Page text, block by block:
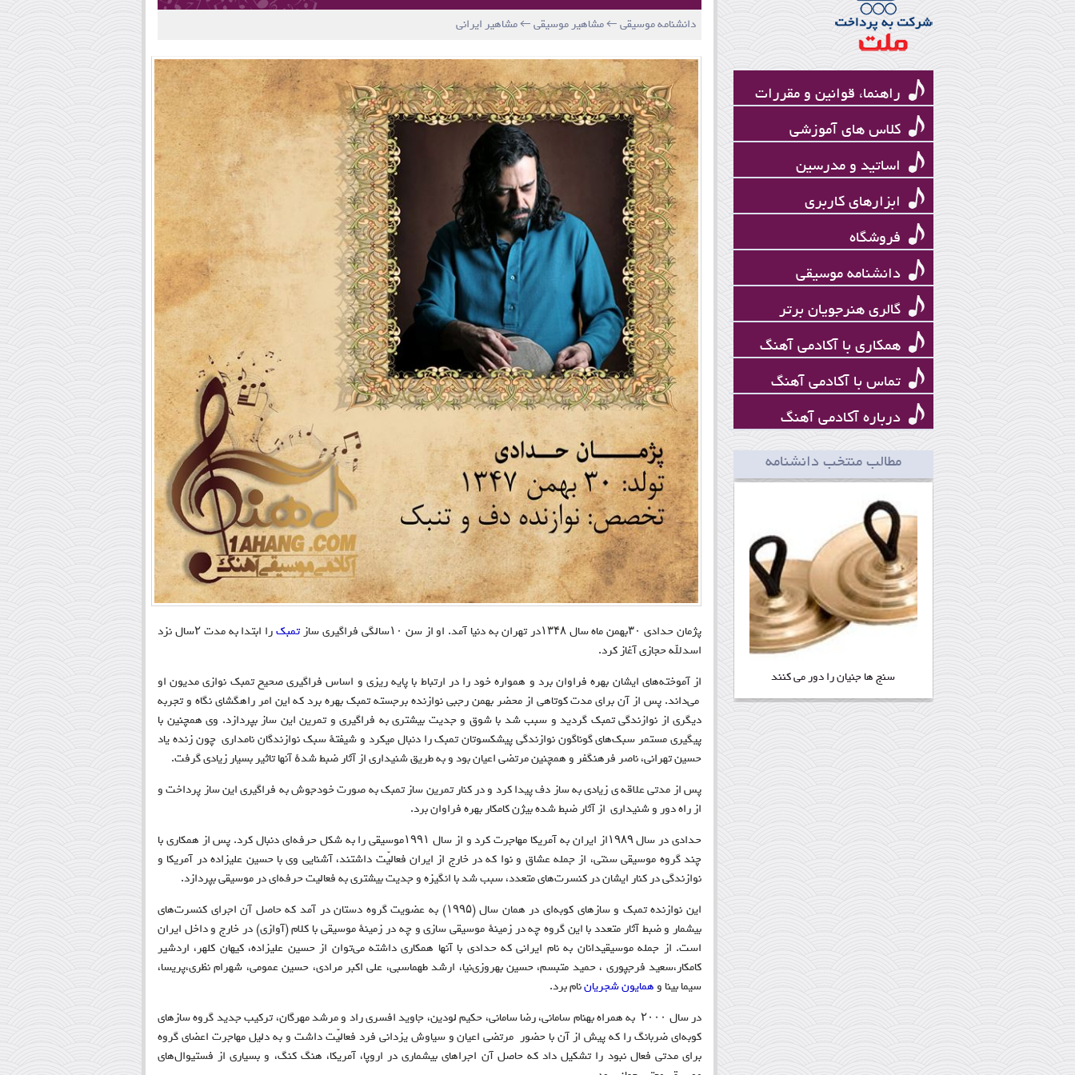
راهنما، قوانین و مقررات
کلاس های آموزشی
اساتید و مدرسین
ابزارهای کاربری
فروشگاه
دانشنامه موسیقی
گالری هنرجویان برتر
همکاری با آکادمی آهنگ
تماس با آکادمی آهنگ
درباره آکادمی آهنگ
مطالب منتخب دانشنامه
Korg Legacy Collection Digital
Edition v1.32
طبل با پوست فیل
سنج ها جنیان را دور می کنند
ناصر مسعودی
دانشنامه موسیقی ← مشاهیر موسیقی ← مشاهیر ایرانی
پژمان حدادی ۳۰بهمن ماه سال ۱۳۴۸در تهران به دنیا آمد. او از سن ۱۰سالگی فراگیری ساز تمبک
را ابتدا به مدت ۲سال نزد
اسدلله حجازی آغاز کرد.
از آموخته‌های ایشان بهره فراوان برد و همواره خود را در ارتباط با پایه ریزی و اساس فراگیری صحیح تمبک نوازی مدیون او
می‌داند. پس از آن‌ برای مدت کوتاهی‌ از محضر بهمن رجبی نوازنده برجسته تمبک بهره برد که این امر راهگشای نگاه و تجربه
دیگری از نوازندگی تمبک گردید و سبب شد با شوق و جدیت بیشتری به فراگیری و تمرین این ساز بپردازد. وی همچنین با
پیگیری مستمر سبک‌های گوناگون نوازندگی پیشکسوتان تمبک را دنبال میکرد و شیفتهٔ سبک نوازندگان نامداری چون زنده یاد
حسین تهرانی‌، ناصر فرهنگفر و همچنین مرتضی‌ اعیان بود و به طریق شنیداری از آثار ضبط شدهٔ آنها تاثیر بسیار زیادی گرفت.
پس از مدتی‌ علاقه ی زیادی به ساز دف پیدا کرد و در کنار تمرین ساز تمبک به صورت خودجوش به فراگیری این ساز پرداخت و
از راه دور و شنیداری از آثار ضبط شده بیژن کامکار بهره فراوان برد.
حدادی در سال ۱۹۸۹از ایران به آمریکا مهاجرت کرد و از سال ۱۹۹۱موسیقی‌ را به شکل حرفه‌ای دنبال کرد. پس از همکاری با
چند گروه موسیقی‌ سنتی‌، از جمله عشاق و نوا که در خارج از ایران فعالیّت داشتند، آشنایی وی با حسین علیزاده در آمریکا و
نوازندگی در کنار ایشان در کنسرت‌های متعدد، سبب شد با انگیزه و جدیت بیشتری به فعالیت حرفه‌ای در موسیقی‌ بپردازد.
این نوازنده تمبک و سازهای کوبه‌ای در همان سال (۱۹۹۵) به عضویت گروه دستان در آمد که حاصل آن اجرای کنسرت‌های
بیشمار و ضبط آثار متعدد با این گروه چه در زمینهٔ موسیقی‌ سازی و چه در زمینهٔ موسیقی‌ با کلام (آوازی) در خارج و داخل ایران
است. از جمله موسیقیدانان به نام ایرانی‌ که حدادی با آنها همکاری داشته می‌توان از حسین علیزاده، کیهان کلهر، اردشیر
کامکار،سعید فرجپوری ، حمید متبسم، حسین بهروزی‌نیا، ارشد طهماسبی، علی‌ اکبر مرادی، حسین عمومی‌، شهرام نظری،پریسا،
سیما بینا و همایون شجریاننام برد.
در سال ۲۰۰۰ به همراه بهنام سامانی، رضا سامانی، حکیم لودین، جاوید افسری راد و مرشد مهرگان، ترکیب جدید گروه ساز‌های
کوبه‌ای ضربانگ را که پیش از آن‌ با حضور مرتضی‌ اعیان و سیاوش یزدانی فرد فعالیّت داشت و به دلیل مهاجرت اعضای گروه
برای مدتی‌ فعال نبود را تشکیل داد که حاصل آن‌ اجراهای بیشماری در اروپا، آمریکا، هنگ کنگ، و بسیاری از فستیوال‌های